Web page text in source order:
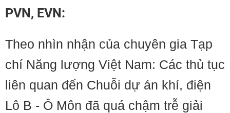
PVN, EVN:
Theo nhìn nhận của chuyên gia Tạp
chí Năng lượng Việt Nam: Các thủ tục
liên quan đến Chuỗi dự án khí, điện
Lô B - Ô Môn đã quá chậm trễ giải